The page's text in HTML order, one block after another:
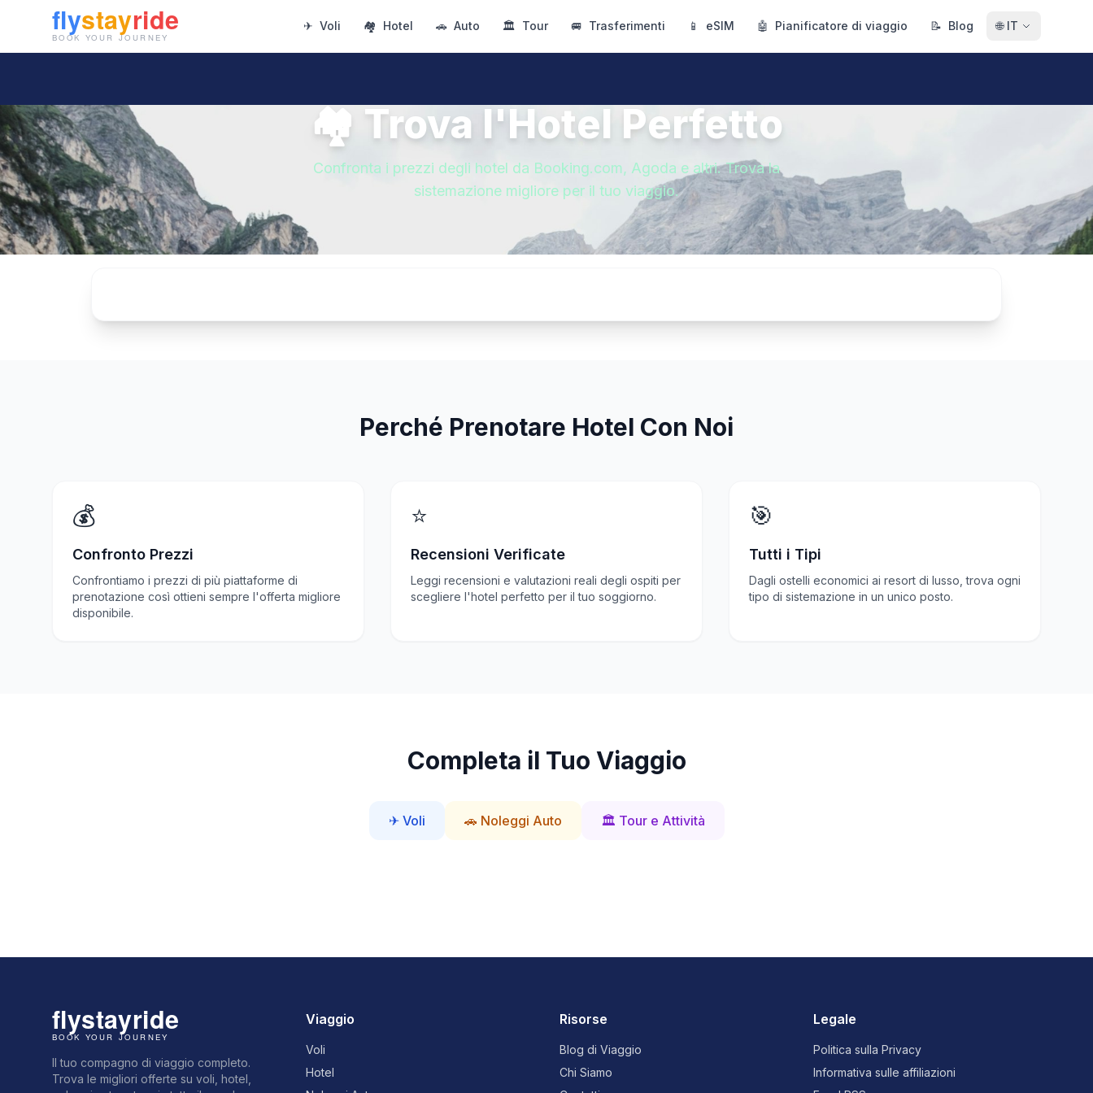
✈ Voli 🏘 Hotel 🚗 Auto 🏛 Tour 🚐 Trasferimenti 📱 eSIM 🤖 Pianificatore di viaggio 📝 Blog 🌐 IT
🏘 Trova l'Hotel Perfetto
Confronta i prezzi degli hotel da Booking.com, Agoda e altri. Trova la
sistemazione migliore per il tuo viaggio.
Perché Prenotare Hotel Con Noi
💰
Confronto Prezzi
Confrontiamo i prezzi di più piattaforme di
prenotazione così ottieni sempre l'offerta migliore
disponibile.
⭐
Recensioni Verificate
Leggi recensioni e valutazioni reali degli ospiti per
scegliere l'hotel perfetto per il tuo soggiorno.
🎯
Tutti i Tipi
Dagli ostelli economici ai resort di lusso, trova ogni
tipo di sistemazione in un unico posto.
Completa il Tuo Viaggio
✈ Voli 🚗 Noleggi Auto 🏛 Tour e Attività
Il tuo compagno di viaggio completo.
Trova le migliori offerte su voli, hotel,
Viaggio
Voli
Hotel
Risorse
Blog di Viaggio
Chi Siamo
Legale
Politica sulla Privacy
Informativa sulle affiliazioni